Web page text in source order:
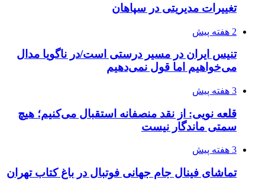
تغییرات مدیریتی در سپاهان
2 هفته پیش
تنیس ایران در مسیر درستی است/در ناگویا مدال
می‌خواهیم اما قول نمی‌دهیم
3 هفته پیش
قلعه نویی: از نقد منصفانه استقبال می‌کنیم؛ هیچ
سمتی ماندگار نیست
3 هفته پیش
تماشای فینال جام جهانی فوتبال در باغ کتاب تهران